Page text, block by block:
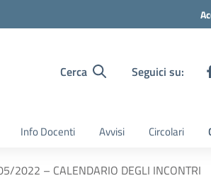
Cerca Seguici su:
Info Docenti Avvisi Circolari
– CALENDARIO DEGLI INCONTRI